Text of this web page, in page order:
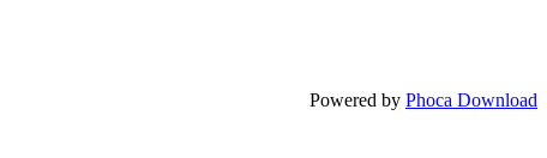
Powered by Phoca Download